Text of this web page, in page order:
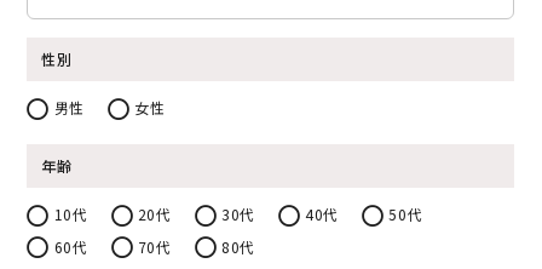
性別
男性 女性
年齢
10代 20代 30代 40代
50代
60代
70代 80代